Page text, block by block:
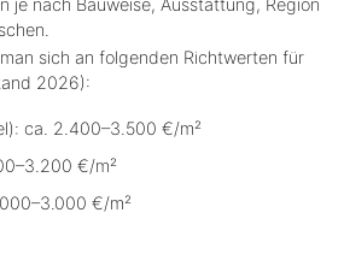
je nach Bauweise, Ausstattung, Region
sich an folgenden Richtwerten für
2026):
ca. 2.400–3.500 €/m²
€/m²
€/m²